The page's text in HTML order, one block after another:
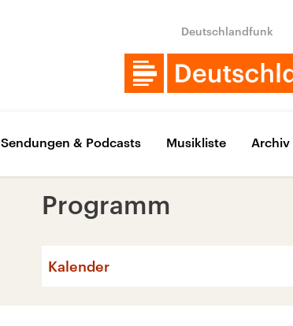
Deutschlandfunk
Sendungen & Podcasts Musikliste Archiv
Programm
Kalender